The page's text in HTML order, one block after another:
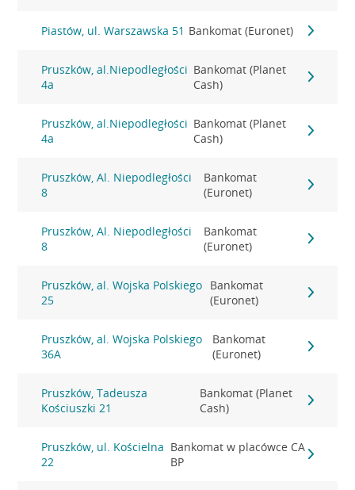
Piastów, ul. Warszawska 51 Bankomat (Euronet)
Pruszków, al.Niepodległości
4a
Bankomat (Planet
Cash)
Pruszków, al.Niepodległości
4a
Bankomat (Planet
Cash)
Pruszków, Al. Niepodległości
8
Bankomat
(Euronet)
Pruszków, Al. Niepodległości
8
Bankomat
(Euronet)
Pruszków, al. Wojska Polskiego
25
Bankomat
(Euronet)
Pruszków, al. Wojska Polskiego
36A
Bankomat
(Euronet)
Pruszków, Tadeusza
Kościuszki 21
Bankomat (Planet
Cash)
Pruszków, ul. Kościelna
22
Bankomat w placówce CA
BP